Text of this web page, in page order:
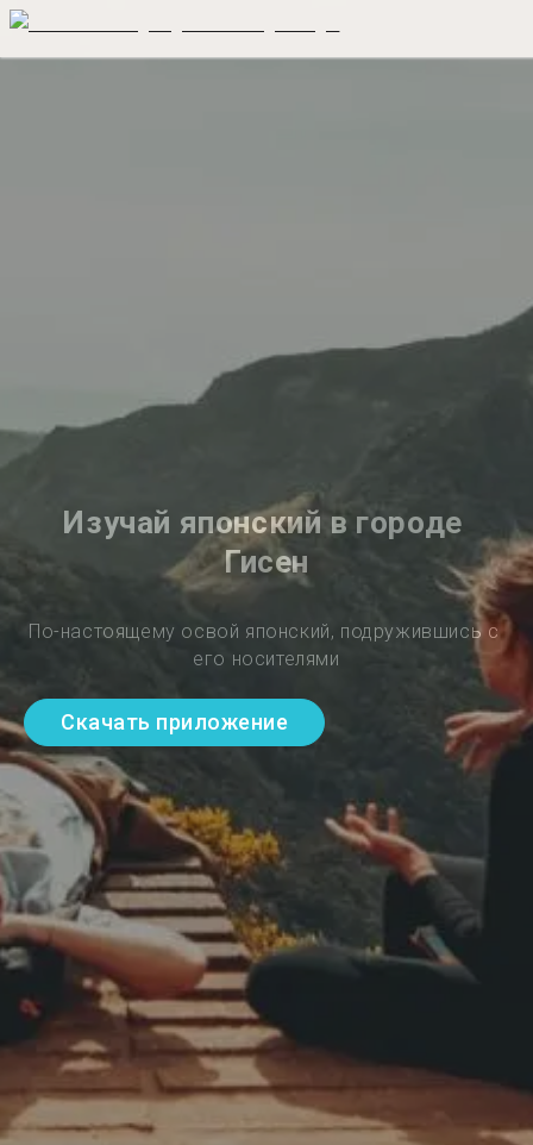
Изучай японский в городе
Гисен
По-настоящему освой японский, подружившись с
его носителями
Скачать приложение